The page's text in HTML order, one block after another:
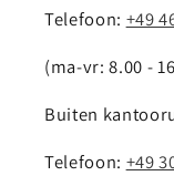
Telefoon: +49
(ma-vr: 8.00 -
Buiten
Telefoon: +49